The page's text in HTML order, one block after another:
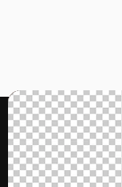
grafik
modeller